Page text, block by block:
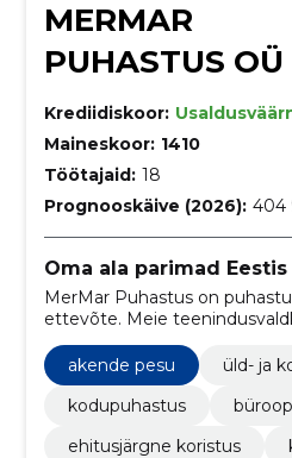
MERMAR
PUHASTUS OÜ
Krediidiskoor:
Maineskoor: 1410
Töötajaid: 18
Prognooskäive (2026): 404
Oma ala parimad Eestis
MerMar Puhastus on
ettevõte. Meie
ja büroohoonete koristused.
professionaalseid
äriklientidele.
akende pesu
üld- ja
kodupuhastus
ehitusjärgne koristus